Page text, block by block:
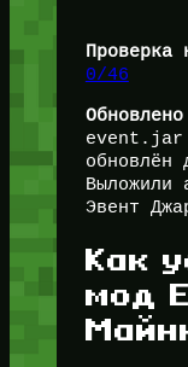
Проверка
0/46
event.jar
обновлён
Выложили
Эвент
Как
мод